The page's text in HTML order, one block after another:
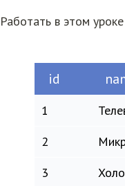
Работать в этом
id
1
2
3